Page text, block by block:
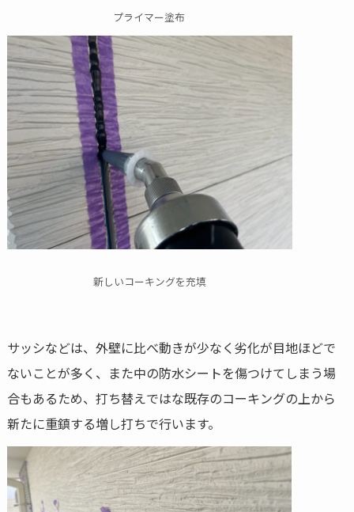
プライマー塗布
新しいコーキングを充填
サッシなどは、外壁に比べ動きが少なく劣化が目地ほどで
ないことが多く、また中の防水シートを傷つけてしまう場
合もあるため、打ち替えではな既存のコーキングの上から
新たに重鎮する増し打ちで行います。